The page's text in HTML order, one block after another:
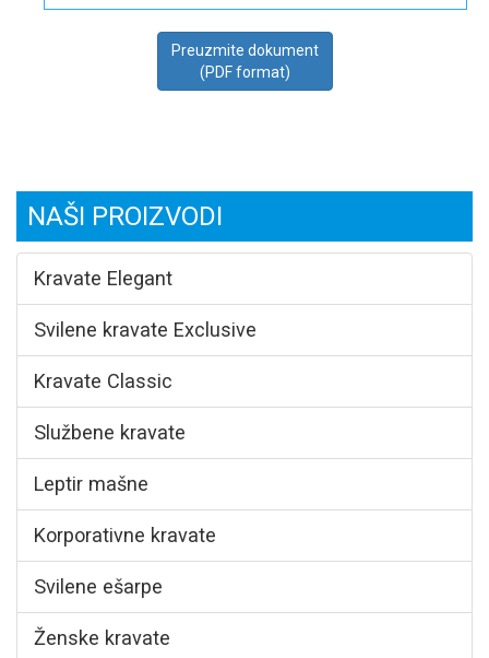
Preuzmite dokument
(PDF format)
NAŠI PROIZVODI
Kravate Elegant
Svilene kravate Exclusive
Kravate Classic
Službene kravate
Leptir mašne
Korporativne kravate
Svilene ešarpe
Ženske kravate